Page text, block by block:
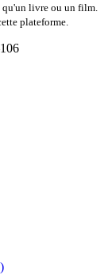
qu'un livre ou un film.
plateforme.